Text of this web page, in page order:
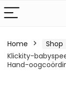
Home Shop
Klickity-
Hand-